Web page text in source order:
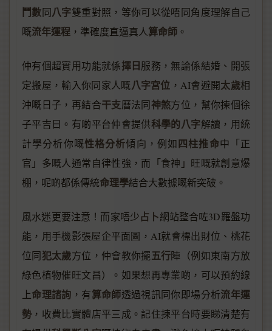
鬥數同八字雙重對照，等你可以從唔同角度理解自己
嘅流年運程 ，準確度直逼真人算命師 。
仲有個超實用功能就係擇日服務，無論係結婚、開張
定搬屋，輸入你同家人嘅八字宮位 ，AI會避開太歲相
沖嘅日子，再結合干支曆法同神煞方位，幫你揀個徐
子平吉日。有啲平台仲會提供科學的八字解讀，用統
計學分析你嘅性格分析傾向，例如四柱推命中「正
官」多嘅人通常自律性強，而「食神」旺嘅就創意爆
棚，呢啲都係傳統命理學結合大數據嘅新突破。
風水迷更要注意！而家唔少占卜網站整合咗3D羅盤功
能，用手機影張屋企平面圖，AI就會標出財位、桃花
位同犯太歲方位，仲會教你擺五行陣（例如東南方放
綠色植物催旺文昌）。如果想再專業啲，可以預約線
上命理諮詢 ，有算命師透過視訊同你即場分析流年運
勢 ，收費比實體店平三成。記住揀平台時要睇清楚有